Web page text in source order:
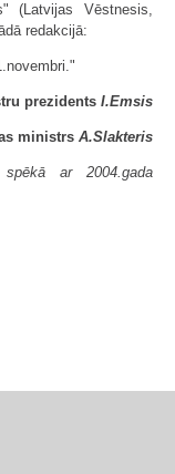
(Latvijas Vēstnesis,
redakcijā:
prezidents I.Emsis
ministrs A.Slakteris
ar 2004.gada